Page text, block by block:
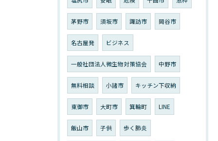
茅野市 須坂市 諏訪市 岡谷市
名古屋発 ビジネス
一般社団法人微生物対策協会 中野市
無料相談 小諸市 キッチン下収納
東御市 大町市 箕輪町 LINE
飯山市 子供 歩く肺炎